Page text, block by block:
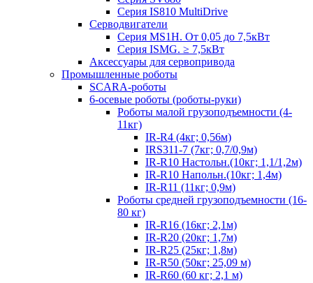
Серия IS810 MultiDrive
Серводвигатели
Серия MS1H. От 0,05 до 7,5кВт
Серия ISMG. ≥ 7,5кВт
Аксессуары для сервопривода
Промышленные роботы
SCARA-роботы
6-осевые роботы (роботы-руки)
Роботы малой грузоподъемности (4-
11кг)
IR-R4 (4кг; 0,56м)
IRS311-7 (7кг; 0,7/0,9м)
IR-R10 Настольн.(10кг; 1,1/1,2м)
IR-R10 Напольн.(10кг; 1,4м)
IR-R11 (11кг; 0,9м)
Роботы средней грузоподъемности (16-
80 кг)
IR-R16 (16кг; 2,1м)
IR-R20 (20кг; 1,7м)
IR-R25 (25кг; 1,8м)
IR-R50 (50кг; 25,09 м)
IR-R60 (60 кг; 2,1 м)